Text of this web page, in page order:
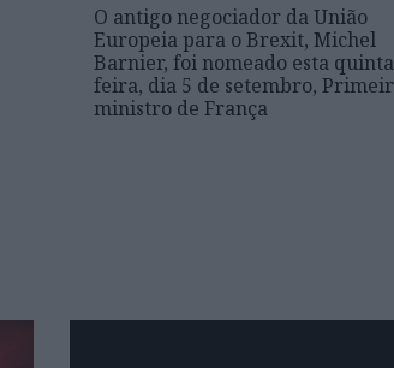
O antigo negociador da União
Europeia para o Brexit, Michel
Barnier, foi nomeado esta
feira, dia 5 de setembro,
ministro de França